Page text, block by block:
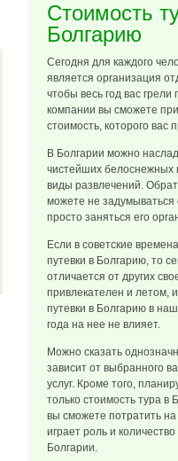
Стоимость
Болгарию
Сегодня для каждого
является организация
чтобы весь год вас
компании вы сможете
стоимость, которого вас
В Болгарии можно
чистейших белоснежных
виды развлечений.
можете не задумываться
просто заняться его
Если в советские
путевки в Болгарию, то
отличается от других
привлекателен и летом,
путевки в Болгарию в
года на нее не влияет.
Можно сказать
зависит от выбранного
услуг. Кроме того,
только стоимость тура в
вы сможете потратить на
играет роль и
Болгарии.